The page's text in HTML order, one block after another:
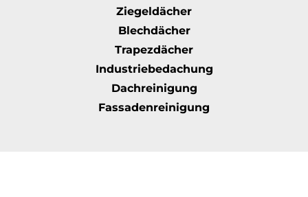
Ziegeldächer
Blechdächer
Trapezdächer
Industriebedachung
Dachreinigung
Fassadenreinigung